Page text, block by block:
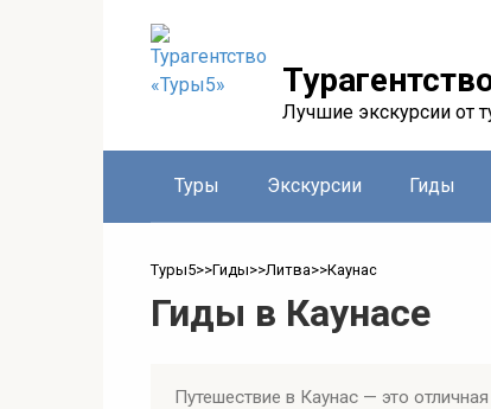
Лучшие экскурсии от
Туры Экскурсии Гиды
Туры5>>Гиды>>Литва>>Каунас
Гиды в Каунасе
Путешествие в Каунас — это